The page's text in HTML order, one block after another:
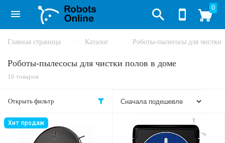
0
Главная страница Каталог Роботы-пылесосы для чистки
Роботы-пылесосы для чистки полов в доме
16 товаров
Открыть фильтр
Хит продаж